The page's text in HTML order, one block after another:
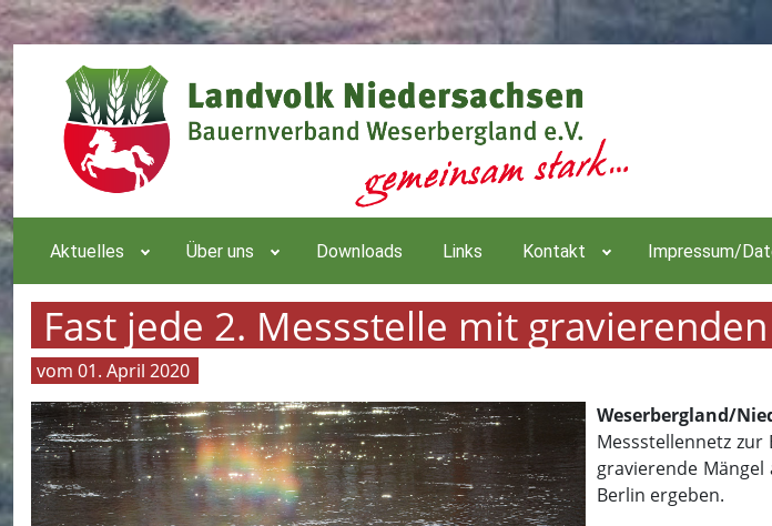
Aktuelles Über uns Downloads Links Kontakt Impressum/
Fast jede 2. Messstelle mit
01. April 2020
Weserbergland/
Messstellennetz
gravierende
Berlin ergeben.